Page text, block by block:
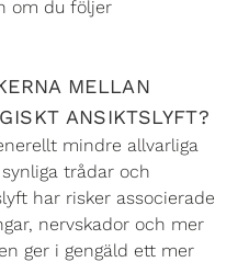
om du följer
MELLAN
ANSIKTSLYFT?
mindre allvarliga
trådar och
har risker associerade
nervskador och mer
ger i gengäld ett mer